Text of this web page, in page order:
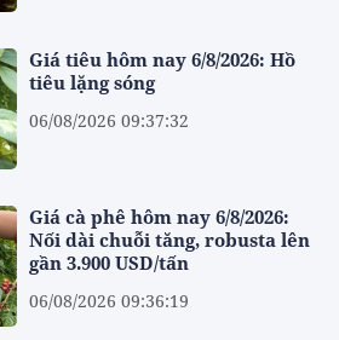
Giá tiêu hôm nay 6/8/2026: Hồ
tiêu lặng sóng
06/08/2026 09:37:32
Giá cà phê hôm nay 6/8/2026:
Nối dài chuỗi tăng, robusta lên
gần 3.900 USD/tấn
06/08/2026 09:36:19